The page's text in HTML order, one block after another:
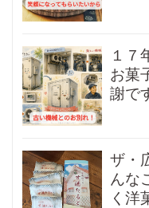
１７
お菓
謝で
ザ・
んな
く洋